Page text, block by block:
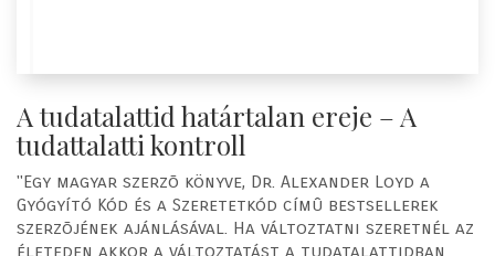
A tudatalattid határtalan ereje – A
tudattalatti kontroll
"Egy magyar szerzõ könyve, Dr. Alexander Loyd a
Gyógyító Kód és a Szeretetkód címû bestsellerek
szerzõjének ajánlásával. Ha változtatni szeretnél az
életeden akkor a változtatást a tudatalattidban